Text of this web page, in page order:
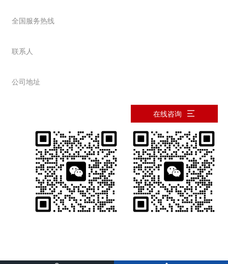
全国服务热线
联系人
公司地址
在线咨询